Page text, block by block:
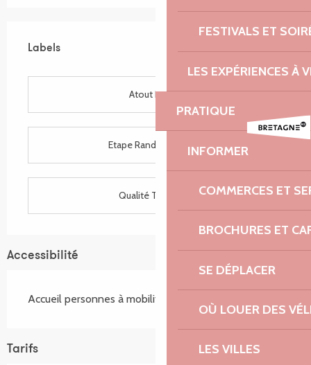
FESTIVALS ET
LES EXPÉRIENCES À
PRATIQUE
INFORMER
COMMERCES ET
BROCHURES ET
SE DÉPLACER
OÙ LOUER DES
LES VILLES
Labels
Labels
Atout France
Etape Rando Bretagne
Qualité Tourisme
Accessibilité
Accueil personnes à mobilité réduite
Tarifs